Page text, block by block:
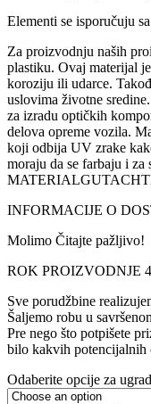
Elementi se isporučuju
Za proizvodnju naših
plastiku. Ovaj materijal
koroziju ili udarce.
uslovima životne
za izradu optičkih
delova opreme vozila.
koji odbija UV zrake
moraju da se farbaju i
INFORMACIJE O
Molimo Čitajte pažljivo!
ROK PROIZVODNJE
Sve porudžbine
Šaljemo robu u
Pre nego što potpišete
bilo kakvih potencijalnih
Odaberite opcije za